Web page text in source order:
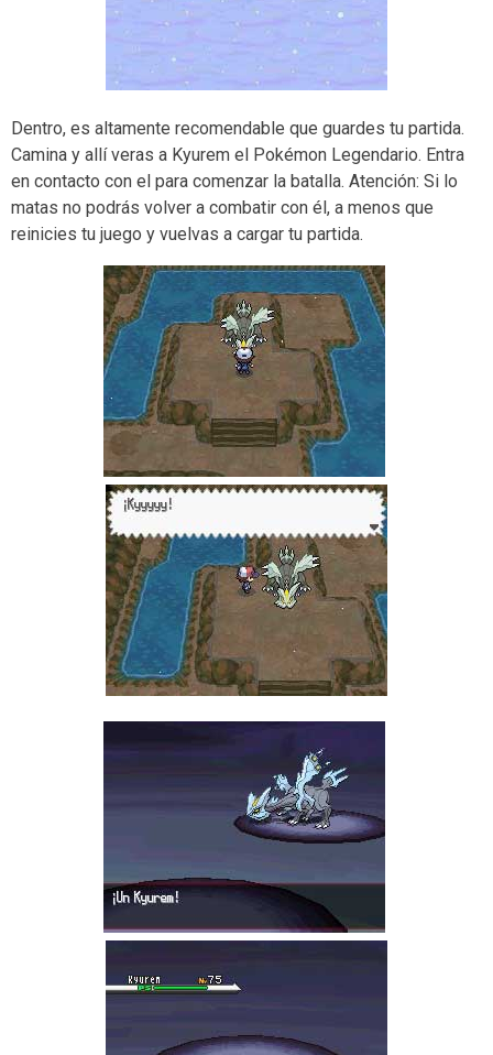
Dentro, es altamente recomendable que guardes tu partida.
Camina y allí veras a Kyurem el Pokémon Legendario. Entra
en contacto con el para comenzar la batalla. Atención: Si lo
matas no podrás volver a combatir con él, a menos que
reinicies tu juego y vuelvas a cargar tu partida.